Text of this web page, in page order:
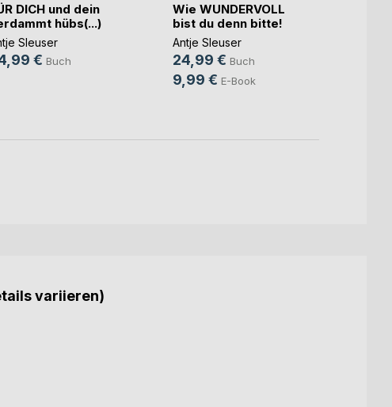
DICH und dein
hübs(...)
Sleuser
€ Buch
Wie WUNDERVOLL
bist du denn bitte!
Antje Sleuser
24,99 € Buch
9,99 € E-Book
variieren)